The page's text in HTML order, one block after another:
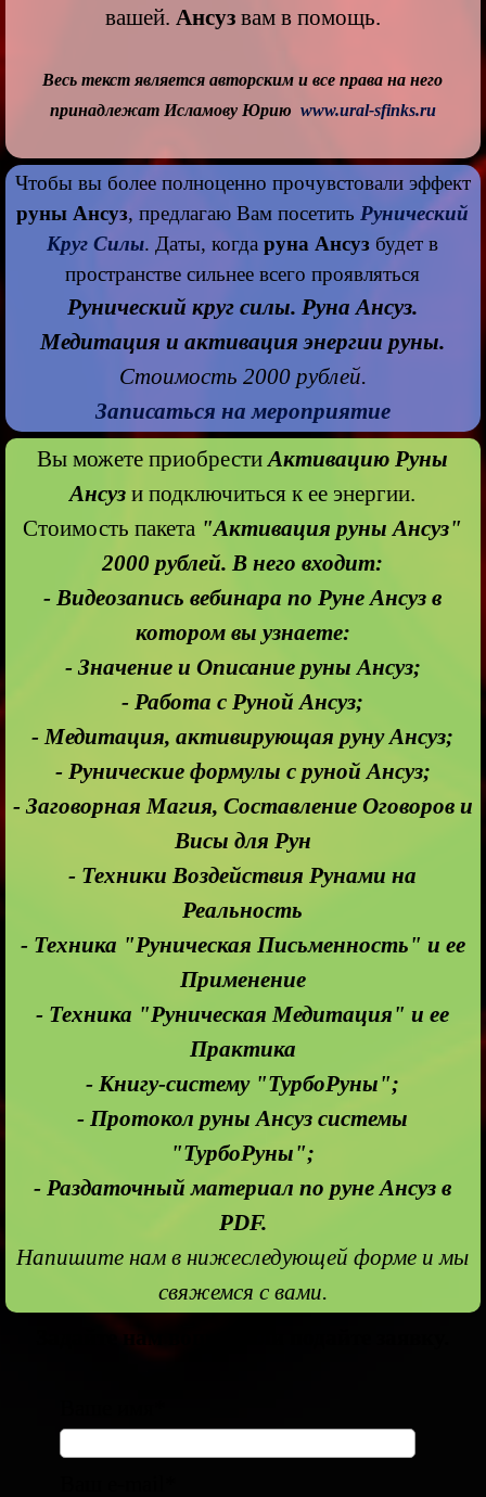
вашей. Ансузвам в помощь.
Весь текст является авторским и все права на него
принадлежат Исламову Юрию www.ural-sfinks.ru
Чтобы вы более полноценно прочувстовали эффект
руны Ансуз, предлагаю Вам посетить Рунический
Круг Силы. Даты, когдаруна Ансуз будет в
пространстве сильнее всего проявляться
Рунический круг силы. Руна Ансуз.
Медитация и активация энергии руны.
Стоимость 2000 рублей.
Записаться на мероприятие
Вы можете приобрестиАктивацию Руны
Ансуз и подключиться к ее энергии.
Стоимость пакета "Активация руны Ансуз"
2000 рублей. В него входит:
- Видеозапись вебинара по Руне Ансуз в
котором вы узнаете:
- Значение и Описание руны Ансуз;
- Работа с Руной Ансуз;
- Медитация, активирующая руну Ансуз;
- Рунические формулы с руной Ансуз;
- Заговорная Магия, Составление Оговоров и
Висы для Рун
- Техники Воздействия Рунами на
Реальность
- Техника "Руническая Письменность" и ее
Применение
- Техника "Руническая Медитация" и ее
Практика
- Книгу-систему "ТурбоРуны";
- Протокол руны Ансуз системы
"ТурбоРуны";
- Раздаточный материал по руне Ансуз в
PDF.
Напишите нам в нижеследующей форме и мы
свяжемся с вами.